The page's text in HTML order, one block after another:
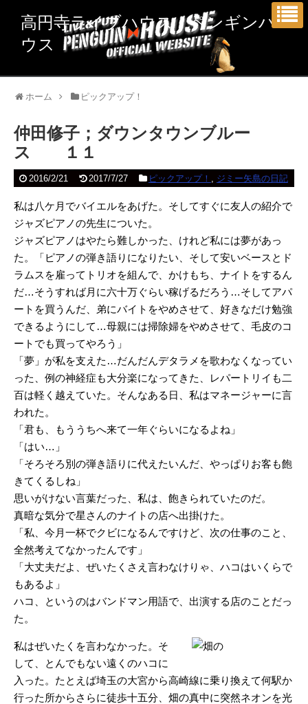
高円寺ライブハウス ペンギンハ
ウス
ホーム ピックアップ！
仲田修子；ダウンタウンブルー
ス １１
2016/2/21 2017/7/27 ピックアップ！ , ジミー矢島の日記
私は八ケ月でバイエルをあげた。そしてすぐに友人の紹介で
ジャズピアノの先生についた。
ジャズピアノはやたら難しかった、けれど私には夢があっ
た。「ピアノの弾き語りになりたい、そして安いベースとド
ラムスを雇ってトリオを組んで、かけもち、ナイトをするん
だ…そうすれば月に六十万ぐらい稼げるだろう…そしてアパ
ートを買うんだ、弟にバイトをやめさせて、好きなだけ勉強
できるようにして…母親には掃除婦をやめさせて、毛皮のコ
ートでも買ってやろう」
「夢」が私を支えた…だんだんデタラメを歌わなくなってい
った、例の神経症も大分楽になってきた、レパートリイも二
百は軽く越えていた。そんなある日、私はマネージャーに言
われた。
「君も、もううちへ来て一年ぐらいになるよね」
「はい…」
「そろそろ別の弾き語りに代えたいんだ、やっぱりお客も飽
きてくるしね」
思いがけない言葉だった、私は、飽きられていたのだ。
真暗な気分で星さんのナイトの店へ出掛けた。
「私、今月一杯でクビになるんですけど、次の仕事のこと、
全然考えてなかったんです」
「大丈夫だよ、ぜいたくさえ言わなけりゃ、ハコはいくらで
もあるよ」
ハコ、というのはバンドマン用語で、出演する店のことだっ
た。
私はぜいたくを言わなかった。そ
して、とんでもない遠くのハコに
入った。たとえば埼玉の大宮から高崎線に乗り換えて何駅か
行った所からさらに徒歩十五分、畑の真中に突然ネオンを光